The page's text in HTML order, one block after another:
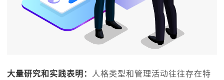
大量研究和实践表明： 人格类型和管理活动往往存在特